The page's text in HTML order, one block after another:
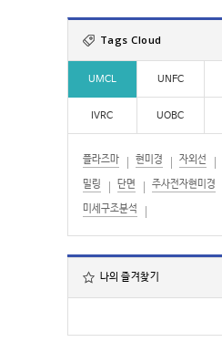
:
Tags Cloud
UMCL UNFC
IVRC UOBC
플라즈마 현미경 자외선
밀링 단면 주사전자현미경
미세구조분석
나의 즐겨찾기